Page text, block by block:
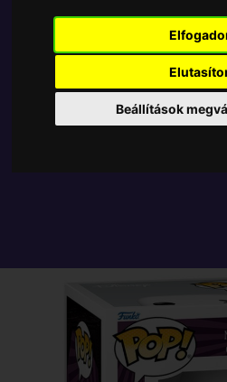
Beállítások
TOVÁBB A
Tetszik? Osszd meg